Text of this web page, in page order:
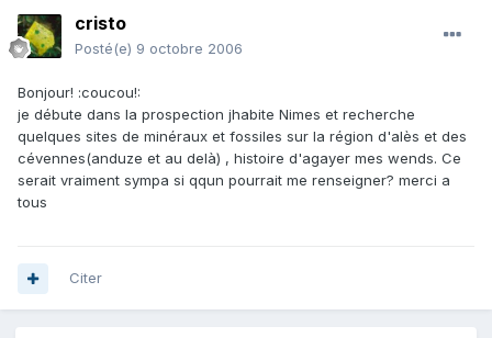
cristo
Posté(e) 9 octobre 2006
Bonjour! :coucou!:
je débute dans la prospection jhabite Nimes et recherche
quelques sites de minéraux et fossiles sur la région d'alès et des
cévennes(anduze et au delà) , histoire d'agayer mes wends. Ce
serait vraiment sympa si qqun pourrait me renseigner? merci a
tous
Citer